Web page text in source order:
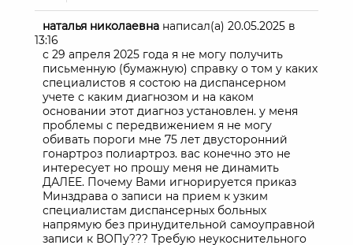
наталья николаевна написал(а) 20.05.2025 в
13:16
с 29 апреля 2025 года я не могу получить
письменную (бумажную) справку о том у каких
специалистов я состою на диспансерном
учете с каким диагнозом и на каком
основании этот диагноз установлен. у меня
проблемы с передвижением я не могу
обивать пороги мне 75 лет двусторонний
гонартроз полиартроз. вас конечно это не
интересует но прошу меня не динамить
ДАЛЕЕ. Почему Вами игнорируется приказ
Минздрава о записи на прием к узким
специалистам диспансерных больных
напрямую без принудительной самоуправной
записи к ВОПу??? Требую неукоснительного